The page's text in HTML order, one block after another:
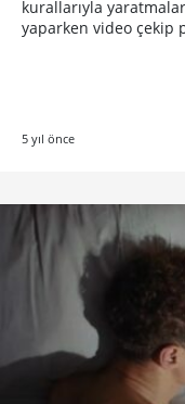
kurallarıyla
yaparken video çekip
5 yıl önce